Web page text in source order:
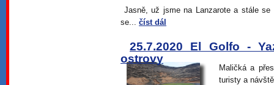
Jasně, už jsme na Lanzarote a stále
se... číst dál
25.7.2020 El Golfo -
ostrovy
Maličká a
turisty a